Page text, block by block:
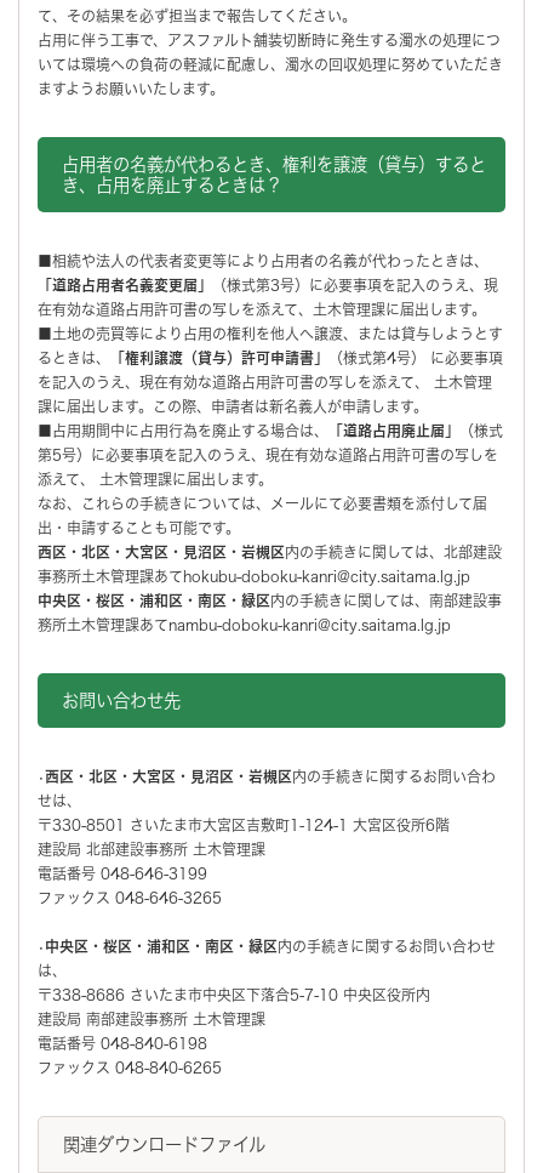
て、その結果を必ず担当まで報告してください。
占用に伴う工事で、アスファルト舗装切断時に発生する濁水の処理につ
いては環境への負荷の軽減に配慮し、濁水の回収処理に努めていただき
ますようお願いいたします。
占用者の名義が代わるとき、 権利を譲渡（貸与）すると
き、
占用を廃止するときは？
■相続や法人の代表者変更等により占用者の名義が代わったときは、
「道路占用者名義変更届」
（様式第3号）に必要事項を記入のうえ、現
在有効な道路占用許可書の写しを添えて、土木管理課に届出します。
■土地の売買等により占用の権利を他人へ譲渡、または貸与しようとす
るときは、
「権利譲渡（貸与）許可申請書」
（様式第4号） に必要事項
を記入のうえ、現在有効な道路占用許可書の写しを添えて、 土木管理
課に届出します。この際、申請者は新名義人が申請します。
■占用期間中に占用行為を廃止する場合は、
「道路占用廃止届」
（様式
第5号）に必要事項を記入のうえ、現在有効な道路占用許可書の写しを
添えて、 土木管理課に届出します。
なお、これらの手続きについては、メールにて必要書類を添付して届
出・申請することも可能です。
西区・北区・大宮区・見沼区・岩槻区内の手続きに関しては、北部建設
事務所土木管理課あてhokubu-doboku-kanri@city.saitama.lg.jp
中央区・桜区・浦和区・南区・緑区内の手続きに関しては、南部建設事
務所土木管理課あてnambu-doboku-kanri@city.saitama.lg.jp
お問い合わせ先
•西区・北区・大宮区・見沼区・岩槻区内の手続きに関するお問い合わ
せは、
〒330-8501 さいたま市大宮区吉敷町1-124-1 大宮区役所6階
建設局 北部建設事務所 土木管理課
電話番号 048-646-3199
ファックス 048-646-3265
• 中央区・桜区・浦和区・南区・緑区内の手続きに関するお問い合わせ
は、
〒338-8686 さいたま市中央区下落合5-7-10 中央区役所内
建設局 南部建設事務所 土木管理課
電話番号 048-840-6198
ファックス 048-840-6265
関連ダウンロードファイル